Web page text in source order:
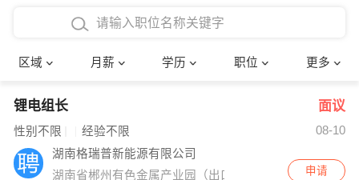
区域 月薪 学历 职位 更多
4000-5000元
8000-12000元
12000-20000元
博士
文员
财务会计
确定
锂电组长 面议
性别不限 经验不限
08-10
湖南格瑞普新能源有限公司
湖南省郴州有色金属产业园（出口加工区）东河西路
申请